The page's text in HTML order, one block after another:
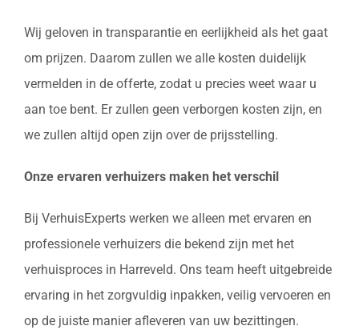
Wij geloven in transparantie en eerlijkheid als het gaat
om prijzen. Daarom zullen we alle kosten duidelijk
vermelden in de offerte, zodat u precies weet waar u
aan toe bent. Er zullen geen verborgen kosten zijn, en
we zullen altijd open zijn over de prijsstelling.
Onze ervaren verhuizers maken het verschil
Bij VerhuisExperts werken we alleen met ervaren en
professionele verhuizers die bekend zijn met het
verhuisproces in Harreveld. Ons team heeft uitgebreide
ervaring in het zorgvuldig inpakken, veilig vervoeren en
op de juiste manier afleveren van uw bezittingen.